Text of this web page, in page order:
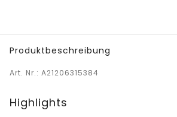
Produktbeschreibung
Art. Nr.: A21206315384
Highlights